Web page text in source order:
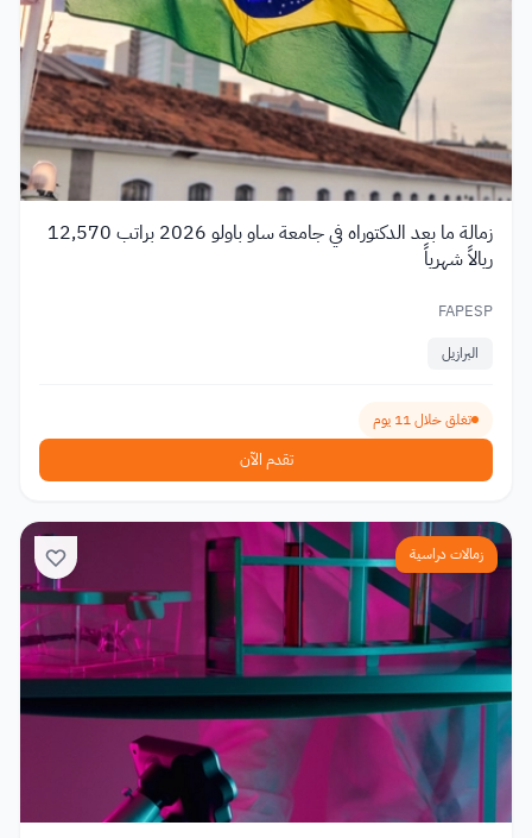
زمالة ما بعد الدكتوراه في جامعة ساو باولو 2026 براتب 12,570
ريالاً شهرياً
FAPESP
البرازيل
تغلق خلال 11 يوم
تقدم الآن
زمالات دراسية